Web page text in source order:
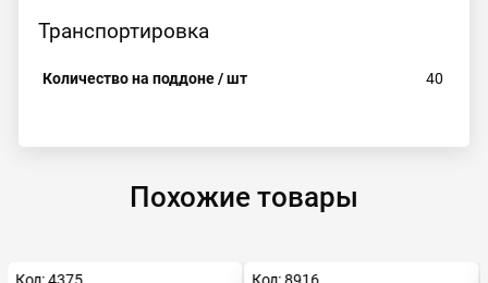
Транспортировка
Количество на поддоне / шт 40
Похожие товары